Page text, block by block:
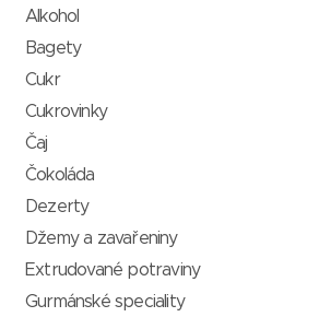
Alkohol
Bagety
Cukr
Cukrovinky
Čaj
Čokoláda
Dezerty
Džemy a zavařeniny
Extrudované potraviny
Gurmánské speciality